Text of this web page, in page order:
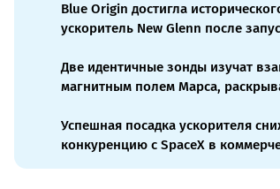
Blue Origin достигла
ускоритель New Glenn после
Две идентичные зонды изучат
магнитным полем Марса,
Успешная посадка ускорителя
конкуренцию с SpaceX в